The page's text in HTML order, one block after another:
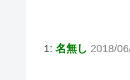
1: 名無し 2018/